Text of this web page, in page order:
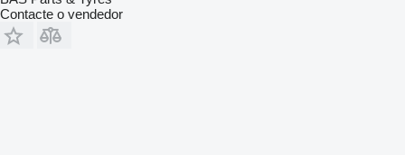
Contacte o vendedor